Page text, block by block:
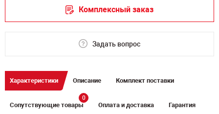
Комплексный заказ
Задать вопрос
Характеристики Описание Комплект поставки
Сопутствующие товары
0
Оплата и доставка Гарантия